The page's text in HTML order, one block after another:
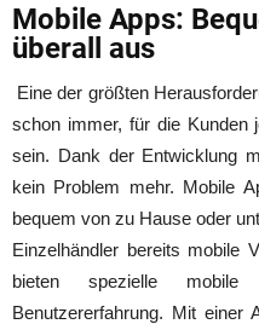
Mobile Apps:
überall aus
Eine der größten
schon immer, für die Kunden
sein. Dank der Entwicklung
kein Problem mehr. Mobile
bequem von zu Hause oder
Einzelhändler bereits mobile
bieten spezielle
Benutzererfahrung. Mit einer